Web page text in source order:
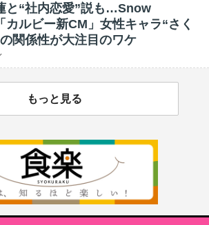
と“社内恋愛”説も…Snow
カルビー新CM」女性キャラ“さく
関係性が大注目のワケ
もっと見る